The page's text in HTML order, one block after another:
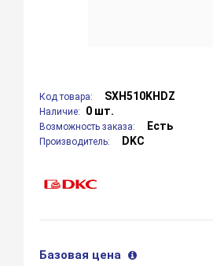
Код товара: SXH510KHDZ
Наличие: 0 шт.
Возможность заказа: Есть
Производитель: DKC
Базовая цена